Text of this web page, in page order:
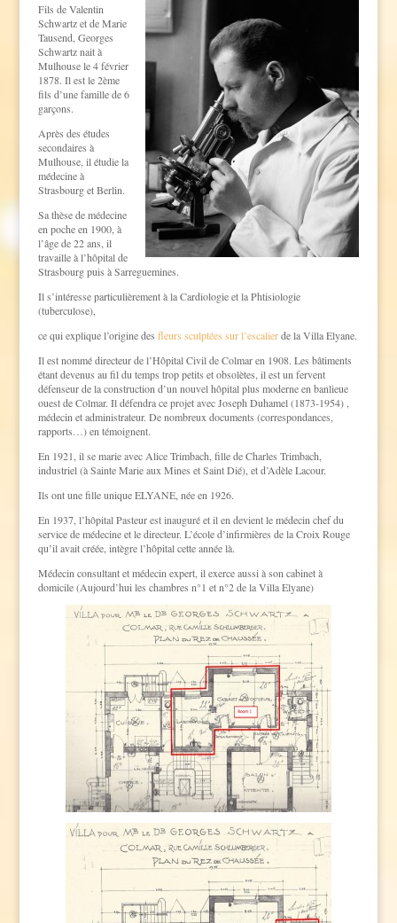
Fils de Valentin
Schwartz et de Marie
Tausend, Georges
Schwartz nait à
Mulhouse le 4 février
1878. Il est le 2ème
fils d’une famille de 6
garçons.
Après des études
secondaires à
Mulhouse, il étudie la
médecine à
Strasbourg et Berlin.
Sa thèse de médecine
en poche en 1900, à
l’âge de 22 ans, il
travaille à l’hôpital de
Strasbourg puis à Sarreguemines.
Il s’intéresse particulièrement à la Cardiologie et la Phtisiologie
(tuberculose),
ce qui explique l’origine des fleurs sculptées sur l’escalierde la Villa Elyane.
Il est nommé directeur de l’Hôpital Civil de Colmar en 1908. Les bâtiments
étant devenus au fil du temps trop petits et obsolètes, il est un fervent
défenseur de la construction d’un nouvel hôpital plus moderne en banlieue
ouest de Colmar. Il défendra ce projet avec Joseph Duhamel (1873-1954) ,
médecin et administrateur. De nombreux documents (correspondances,
rapports…) en témoignent.
En 1921, il se marie avec Alice Trimbach, fille de Charles Trimbach,
industriel (à Sainte Marie aux Mines et Saint Dié), et d’Adèle Lacour.
Ils ont une fille unique ELYANE, née en 1926.
En 1937, l’hôpital Pasteur est inauguré et il en devient le médecin chef du
service de médecine et le directeur. L’école d’infirmières de la Croix Rouge
qu’il avait créée, intègre l’hôpital cette année là.
Médecin consultant et médecin expert, il exerce aussi à son cabinet à
domicile (Aujourd’hui les chambres n°1 et n°2 de la Villa Elyane)